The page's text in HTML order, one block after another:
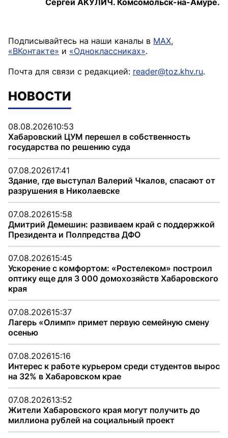
Сергей АКУЛИЧ. Комсомольск-на-Амуре.
Подписывайтесь на наши каналы в MAX,
«ВКонтакте» и «Одноклассниках».
Почта для связи с редакцией: reader@toz.khv.ru.
НОВОСТИ
08.08.202610:53
Хабаровский ЦУМ перешел в собственность
государства по решению суда
07.08.202617:41
Здание, где выступал Валерий Чкалов, спасают от
разрушения в Николаевске
07.08.202615:58
Дмитрий Демешин: развиваем край с поддержкой
Президента и Полпредства ДФО
07.08.202615:45
Ускорение с комфортом: «Ростелеком» построил
оптику еще для 3 000 домохозяйств Хабаровского
края
07.08.202615:37
Лагерь «Олимп» примет первую семейную смену
осенью
07.08.202615:16
Интерес к работе курьером среди студентов вырос
на 32% в Хабаровском крае
07.08.202613:52
Жители Хабаровского края могут получить до
миллиона рублей на социальный проект